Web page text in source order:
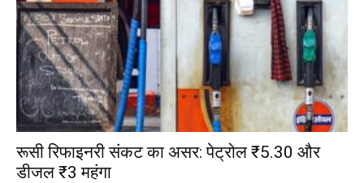
रूसी रिफाइनरी संकट का असर: पेट्रोल ₹5.30 और
डीजल ₹3 महंगा